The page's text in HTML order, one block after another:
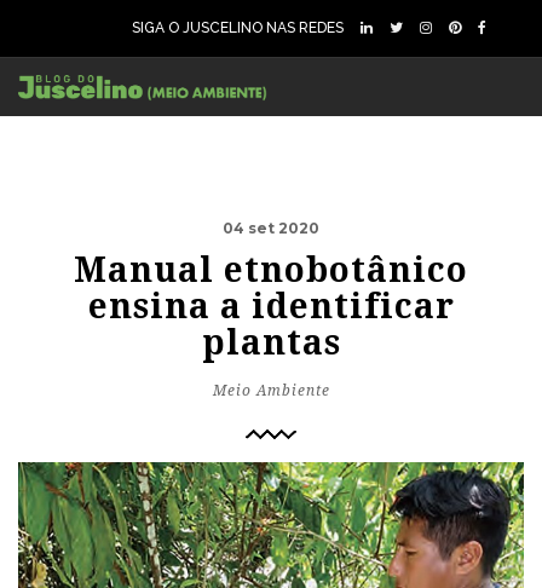
SIGA O JUSCELINO NAS REDES
04 set 2020
Manual etnobotânico
ensina a identificar
plantas
Meio Ambiente